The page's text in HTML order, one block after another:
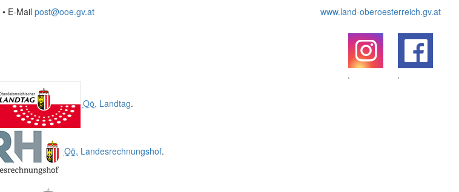
• E-Mail post@ooe.gv.at www.land-oberoesterreich.gv.at
.
.
Oö. Landtag.
Oö. Landesrechnungshof.